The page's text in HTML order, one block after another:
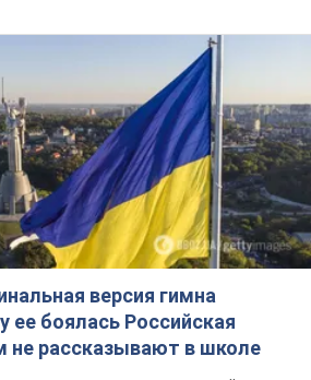
версия гимна
ее боялась Российская
не рассказывают в школе